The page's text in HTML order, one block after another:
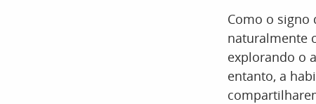
Como o signo
naturalmente
explorando o
entanto, a